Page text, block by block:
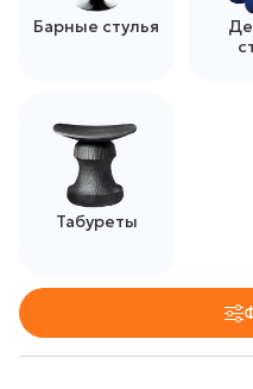
Барные стулья
Табуреты